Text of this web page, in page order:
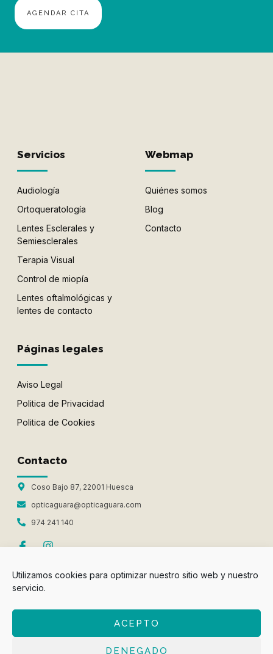
Utilizamos cookies para optimizar nuestro sitio web y nuestro
servicio.
ACEPTO
DENEGADO
AGENDAR CITA
Servicios
Audiología
Ortoqueratología
Lentes Esclerales y
Semiesclerales
Terapia Visual
Control de miopía
Lentes oftalmológicas y
lentes de contacto
Webmap
Quiénes somos
Blog
Contacto
Páginas legales
Aviso Legal
Politica de Privacidad
Politica de Cookies
Contacto
Coso Bajo 87, 22001 Huesca
opticaguara@opticaguara.com
974 241 140
Óptica Guara 2026 © Todos Los derechos Reservados
Designed with byOptonity.com